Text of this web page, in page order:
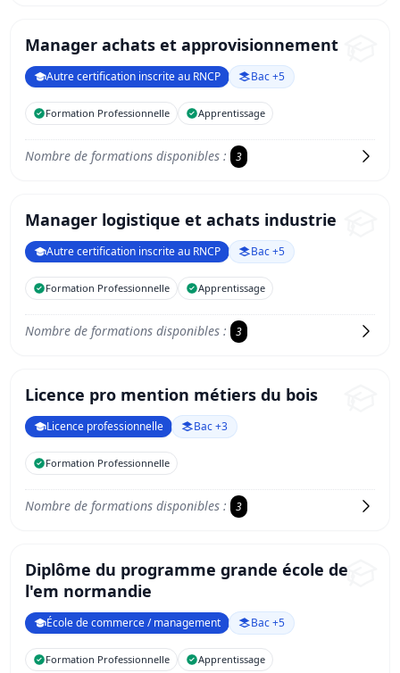
Manager achats et approvisionnement
Autre certification inscrite au RNCP Bac +5
Formation Professionnelle Apprentissage
Nombre de formations disponibles : 3
Manager logistique et achats industrie
Autre certification inscrite au RNCP Bac +5
Formation Professionnelle Apprentissage
Nombre de formations disponibles : 3
Licence pro mention métiers du bois
Licence professionnelle Bac +3
Formation Professionnelle
Nombre de formations disponibles : 3
Diplôme du programme grande école de
l'em normandie
École de commerce / management Bac +5
Formation Professionnelle Apprentissage